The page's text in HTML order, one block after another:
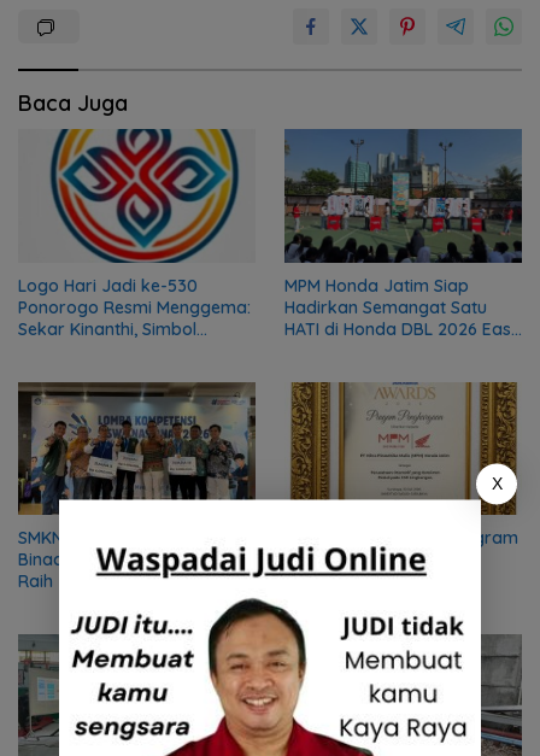
Baca Juga
Logo Hari Jadi ke-530
Ponorogo Resmi Menggema:
Sekar Kinanthi, Simbol
MPM Honda Jatim Siap
Hadirkan Semangat Satu
HATI di Honda DBL 2026 East
SMKN 1 Jenangan, Sekolah
Binaan MPM Honda Jatim,
Raih Juara 1 LKS Nasional
Konsisten Jalankan Program
Lingkungan, MPM Honda
Jatim Raih Apresiasi
X